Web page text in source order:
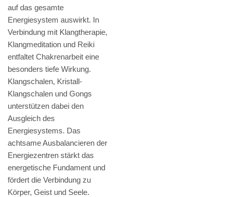
auf das gesamte
Energiesystem auswirkt. In
Verbindung mit Klangtherapie,
Klangmeditation und Reiki
entfaltet Chakrenarbeit eine
besonders tiefe Wirkung.
Klangschalen, Kristall-
Klangschalen und Gongs
unterstützen dabei den
Ausgleich des
Energiesystems. Das
achtsame Ausbalancieren der
Energiezentren stärkt das
energetische Fundament und
fördert die Verbindung zu
Körper, Geist und Seele.